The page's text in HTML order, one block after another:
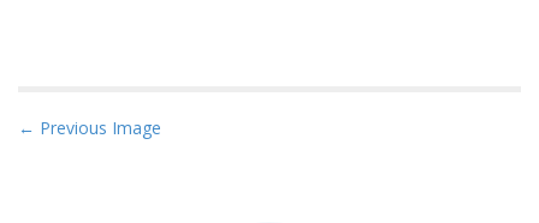
P
← Previous Image